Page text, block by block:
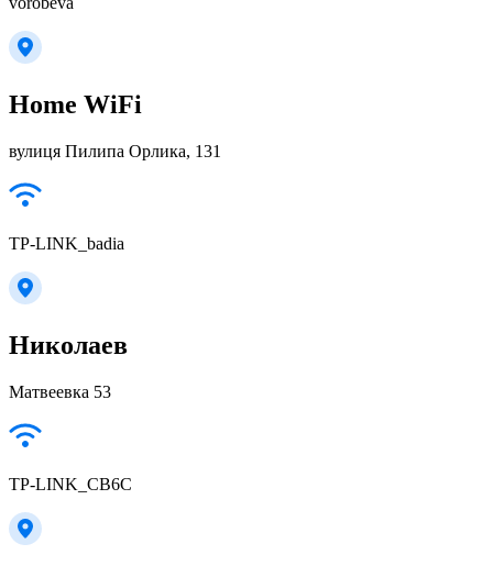
Home WiFi
вулиця Пилипа Орлика, 131
TP-LINK_badia
Николаев
Матвеевка 53
TP-LINK_CB6C